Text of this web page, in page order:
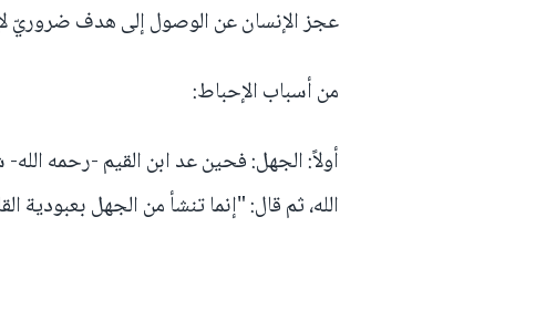
عجز الإنسان عن الوصول إلى هدف ضروريّ
من أسباب الإحباط:
أولاً: الجهل: فحين عد ابن القيم -رحمه
الله، ثم قال: "إنما تنشأ من الجهل بعبودية